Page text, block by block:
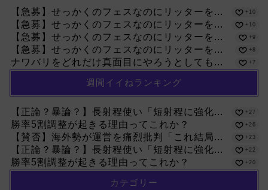
【急募】せっかくのフェスなのにリッターを... +10
【急募】せっかくのフェスなのにリッターを... +10
【急募】せっかくのフェスなのにリッターを... +9
【急募】せっかくのフェスなのにリッターを... +8
ナワバリをどれだけ真面目にやろうとしても... +7
週間イイねランキング
【正論？暴論？】長射程使い「短射程に強化... +27
勝率5割調整が起きる理由ってこれか？ +26
【賛否】海外勢が運営を痛烈批判「これ結局... +23
【正論？暴論？】長射程使い「短射程に強化... +22
勝率5割調整が起きる理由ってこれか？ +20
カテゴリー